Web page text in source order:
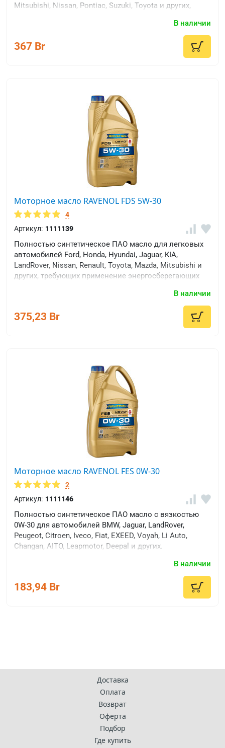
Mitsubishi, Nissan, Pontiac, Suzuki, Toyota и других,
новейшего уровня качества ACEA C6, а так же
соответствует требования ACEA C5, A1/B1 и ILSAC GF-
5.
В наличии
367 Br
Моторное масло RAVENOL FDS 5W-30
4
Артикул: 1111139
Полностью синтетическое ПАО масло для легковых
автомобилей Ford, Honda, Hyundai, Jaguar, KIA,
LandRover, Nissan, Renault, Toyota, Mazda, Mitsubishi и
других, требующих применение энергосберегающих
В наличии
375,23 Br
Моторное масло RAVENOL FES 0W-30
2
Артикул: 1111146
Полностью синтетическое ПАО масло с вязкостью
0W-30 для автомобилей BMW, Jaguar, LandRover,
Peugeot, Citroen, Iveco, Fiat, EXEED, Voyah, Li Auto,
Changan, AITO, Leapmotor, Deepal и других.
В наличии
183,94 Br
Доставка
Оплата
Возврат
Оферта
Подбор
Где купить